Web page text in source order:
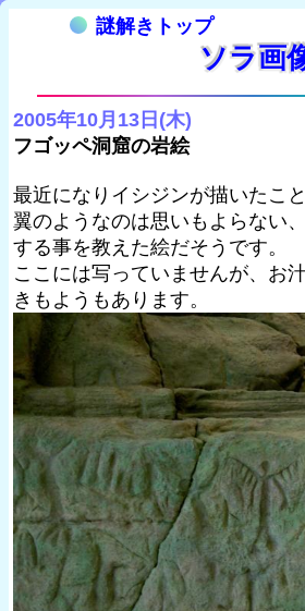
謎解きトップ
ソラ画
2005年10月13日(木)
フゴッペ洞窟の岩絵
最近になりイシジンが描いたこ
翼のようなのは思いもよらない
する事を教えた絵だそうです。
ここには写っていませんが、お
きもようもあります。